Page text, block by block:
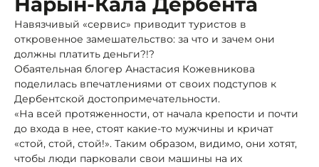
Навязчивый «сервис» приводит туристов в
откровенное замешательство: за что и зачем они
должны платить деньги?!?
Обаятельная блогер Анастасия Кожевникова
поделилась впечатлениями от своих подступов к
Дербентской достопримечательности.
«На всей протяженности, от начала крепости и почти
до входа в нее, стоят какие-то мужчины и кричат
«стой, стой, стой!». Таким образом, видимо, они хотят,
чтобы люди парковали свои машины на их